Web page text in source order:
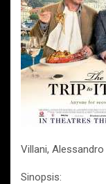
Villani,
Sinopsis: